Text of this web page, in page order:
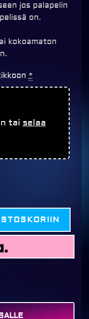
jos palapelin
on.
kokoamaton
*
tai selaa